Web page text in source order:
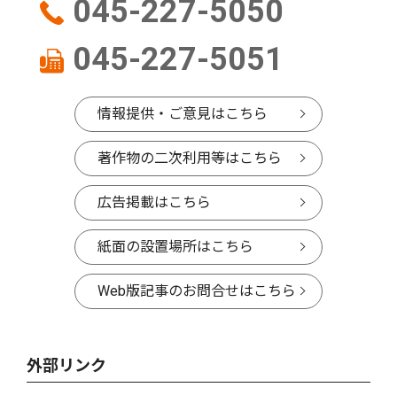
045-227-5050
045-227-5051
情報提供・ご意見はこちら
著作物の二次利用等はこちら
広告掲載はこちら
紙面の設置場所はこちら
Web版記事のお問合せはこちら
外部リンク